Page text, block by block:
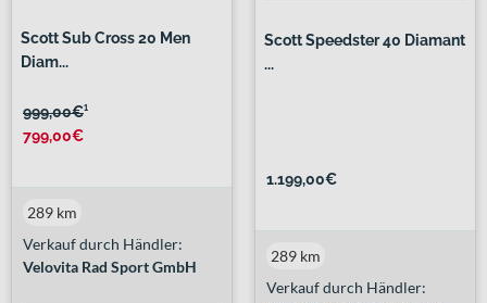
Scott Sub Cross 20 Men
Diam...
999,00€¹
799,00€
Verkauf durch Händler:
Velovita Rad Sport GmbH
289 km
Scott Speedster 40 Diamant
...
1.199,00€
Verkauf durch Händler:
289 km